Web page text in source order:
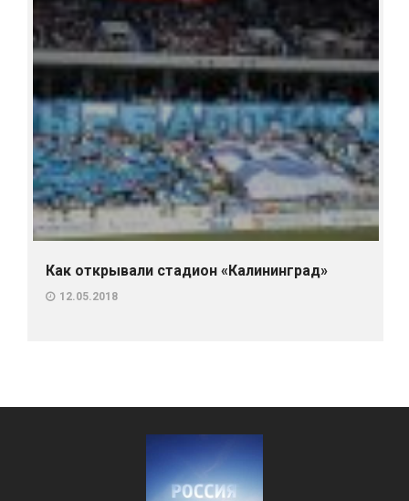
Как открывали стадион «Калининград»
12.05.2018